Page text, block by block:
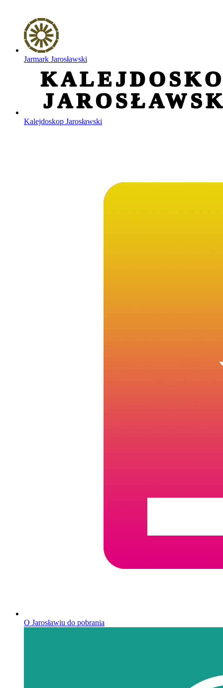
Jarmark Jarosławski
Kalejdoskop Jarosławski
O Jarosławiu do pobrania